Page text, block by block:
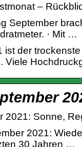
–
September
· Mit …
ist der
Viele
2021: Sonne,
2021:
30 Jahren …